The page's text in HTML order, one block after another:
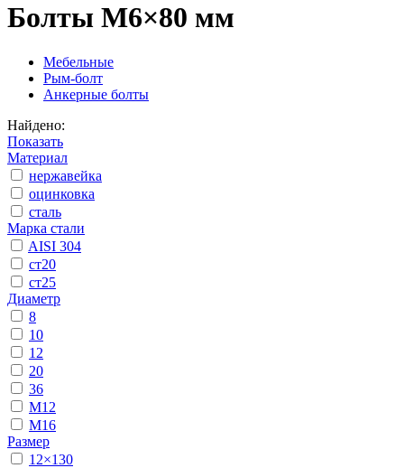
Болты М6×80 мм
Мебельные
Рым-болт
Анкерные болты
Найдено:
Показать
Материал
нержавейка
оцинковка
сталь
Марка стали
AISI 304
ст20
ст25
Диаметр
8
10
12
20
36
М12
М16
Размер
12×130